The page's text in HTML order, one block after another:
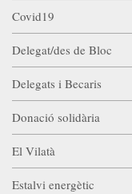
Covid19
Delegat/des de Bloc
Delegats i Becaris
Donació solidària
El Vilatà
Estalvi energètic